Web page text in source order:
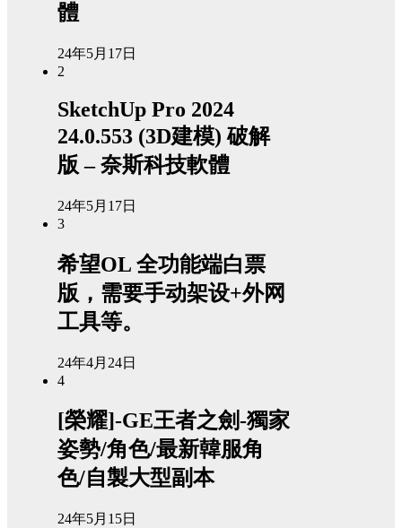
體
24年5月17日
2
SketchUp Pro 2024
24.0.553 (3D建模) 破解
版 – 奈斯科技軟體
24年5月17日
3
希望OL 全功能端白票
版，需要手动架设+外网
工具等。
24年4月24日
4
[榮耀]-GE王者之劍-獨家
姿勢/角色/最新韓服角
色/自製大型副本
24年5月15日